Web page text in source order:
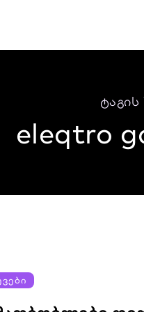
ტაგის
eleqtro